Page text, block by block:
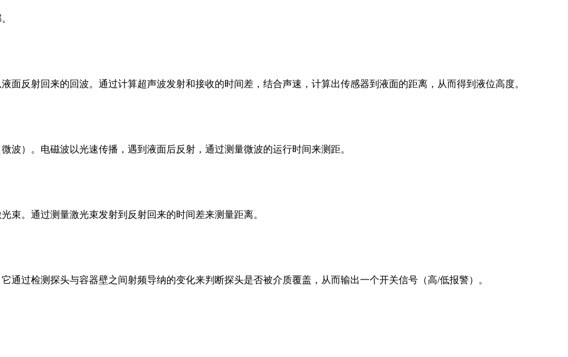
面反射回来的回波。通过计算超声波发射和接收的时间差，结合声速，计算出传感器到液面的距离，从而得到液位高度。
波）。电磁波以光速传播，遇到液面后反射，通过测量微波的运行时间来测距。
束。通过测量激光束发射到反射回来的时间差来测量距离。
通过检测探头与容器壁之间射频导纳的变化来判断探头是否被介质覆盖，从而输出一个开关信号（高/低报警）。